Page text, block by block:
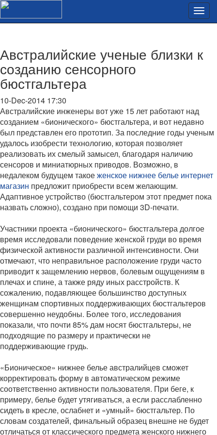
Австралийские ученые близки к
созданию сенсорного
бюстгальтера
10-Dec-2014 17:30
Австралийские инженеры вот уже 15 лет работают над
созданием «бионического» бюстгальтера, и вот недавно
был представлен его прототип. За последние годы ученым
удалось изобрести технологию, которая позволяет
реализовать их смелый замысел, благодаря наличию
сенсоров и миниатюрных приводов. Возможно, в
недалеком будущем такоеженское нижнее белье интернет
магазин предложит приобрести всем желающим.
Адаптивное устройство (бюстгальтером этот предмет пока
назвать сложно), создано при помощи 3D-печати.
Участники проекта «бионического» бюстгальтера долгое
время исследовали поведение женской груди во время
физической активности различной интенсивности. Они
отмечают, что неправильное расположение груди часто
приводит к защемлению нервов, болевым ощущениям в
плечах и спине, а также ряду иных расстройств. К
сожалению, подавляющее большинство доступных
женщинам спортивных поддерживающих бюстгальтеров
совершенно неудобны. Более того, исследования
показали, что почти 85% дам носят бюстгальтеры, не
подходящие по размеру и практически не
поддерживающие грудь.
«Бионическое» нижнее белье австралийцев сможет
корректировать форму в автоматическом режиме
соответственно активности пользователя. При беге, к
примеру, белье будет утягиваться, а если расслабленно
сидеть в кресле, ослабнет и «умный» бюстгальтер. По
словам создателей, финальный образец внешне не будет
отличаться от классического предмета женского нижнего